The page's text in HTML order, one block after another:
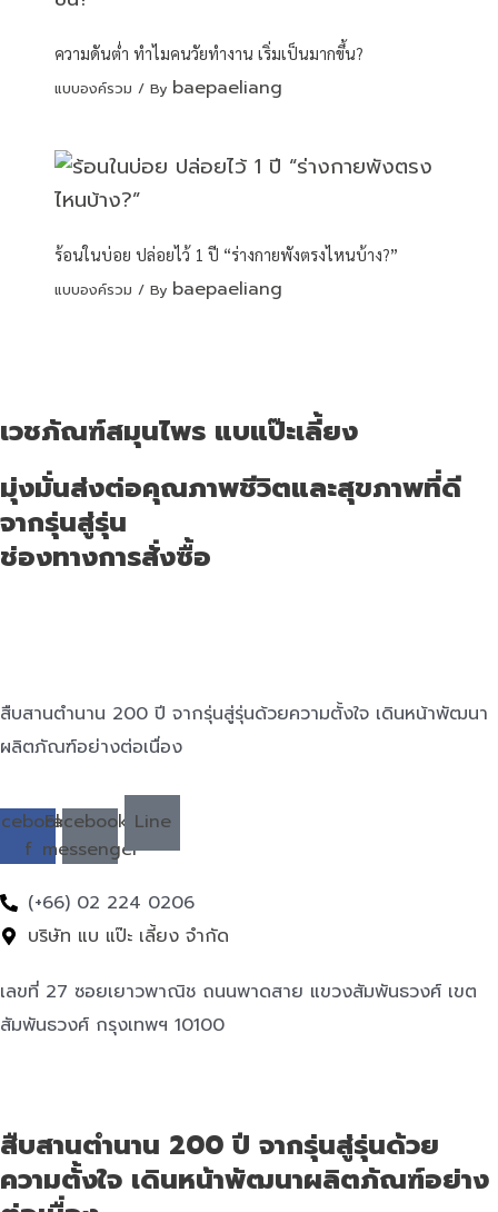
ความดันต่ำ ทำไมคนวัยทำงาน เริ่มเป็นมากขึ้น?
แบบองค์รวม / By baepaeliang
ร้อนในบ่อย ปล่อยไว้ 1 ปี “ร่างกายพังตรงไหนบ้าง?”
แบบองค์รวม / By baepaeliang
เวชภัณฑ์สมุนไพร แบแป๊ะเลี้ยง
มุ่งมั่นส่งต่อคุณภาพชีวิตและสุขภาพที่ดี
จากรุ่นสู่รุ่น
ช่องทางการสั่งซื้อ
สืบสานตำนาน 200 ปี จากรุ่นสู่รุ่นด้วยความตั้งใจ เดินหน้าพัฒนา
ผลิตภัณฑ์อย่างต่อเนื่อง
f
Facebook-
messenger
Line
(+66) 02 224 0206
บริษัท แบ แป๊ะ เลี้ยง จำกัด
เลขที่ 27 ซอยเยาวพาณิช ถนนพาดสาย แขวงสัมพันธวงศ์ เขต
สัมพันธวงศ์ กรุงเทพฯ 10100
สืบสานตำนาน 200 ปี จากรุ่นสู่รุ่นด้วย
ความตั้งใจ เดินหน้าพัฒนาผลิตภัณฑ์อย่าง